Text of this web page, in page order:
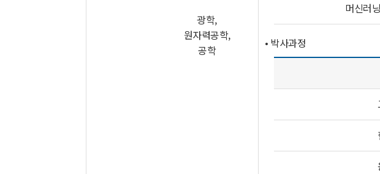
광학,
원자력공학,
공학
머신러
• 박사과정